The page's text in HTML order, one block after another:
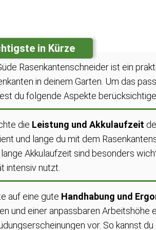
in Kürze
Rasenkantenschneider ist ein
in deinem Garten. Um das
du folgende Aspekte
die Leistung und Akkulaufzeit
und lange du mit dem
Akkulaufzeit sind besonders
intensiv nutzt.
auf eine gute Handhabung und
und einer anpassbaren
vor. So kannst